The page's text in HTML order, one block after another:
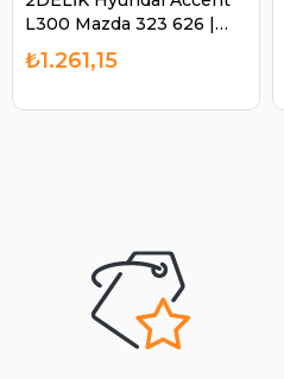
L300 Mazda 323 626 |
₺1.261,15